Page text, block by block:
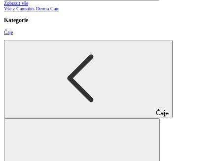
Zobrazit vše
Vše z Cannabis Derma Care
Kategorie
Čaje
Čaje